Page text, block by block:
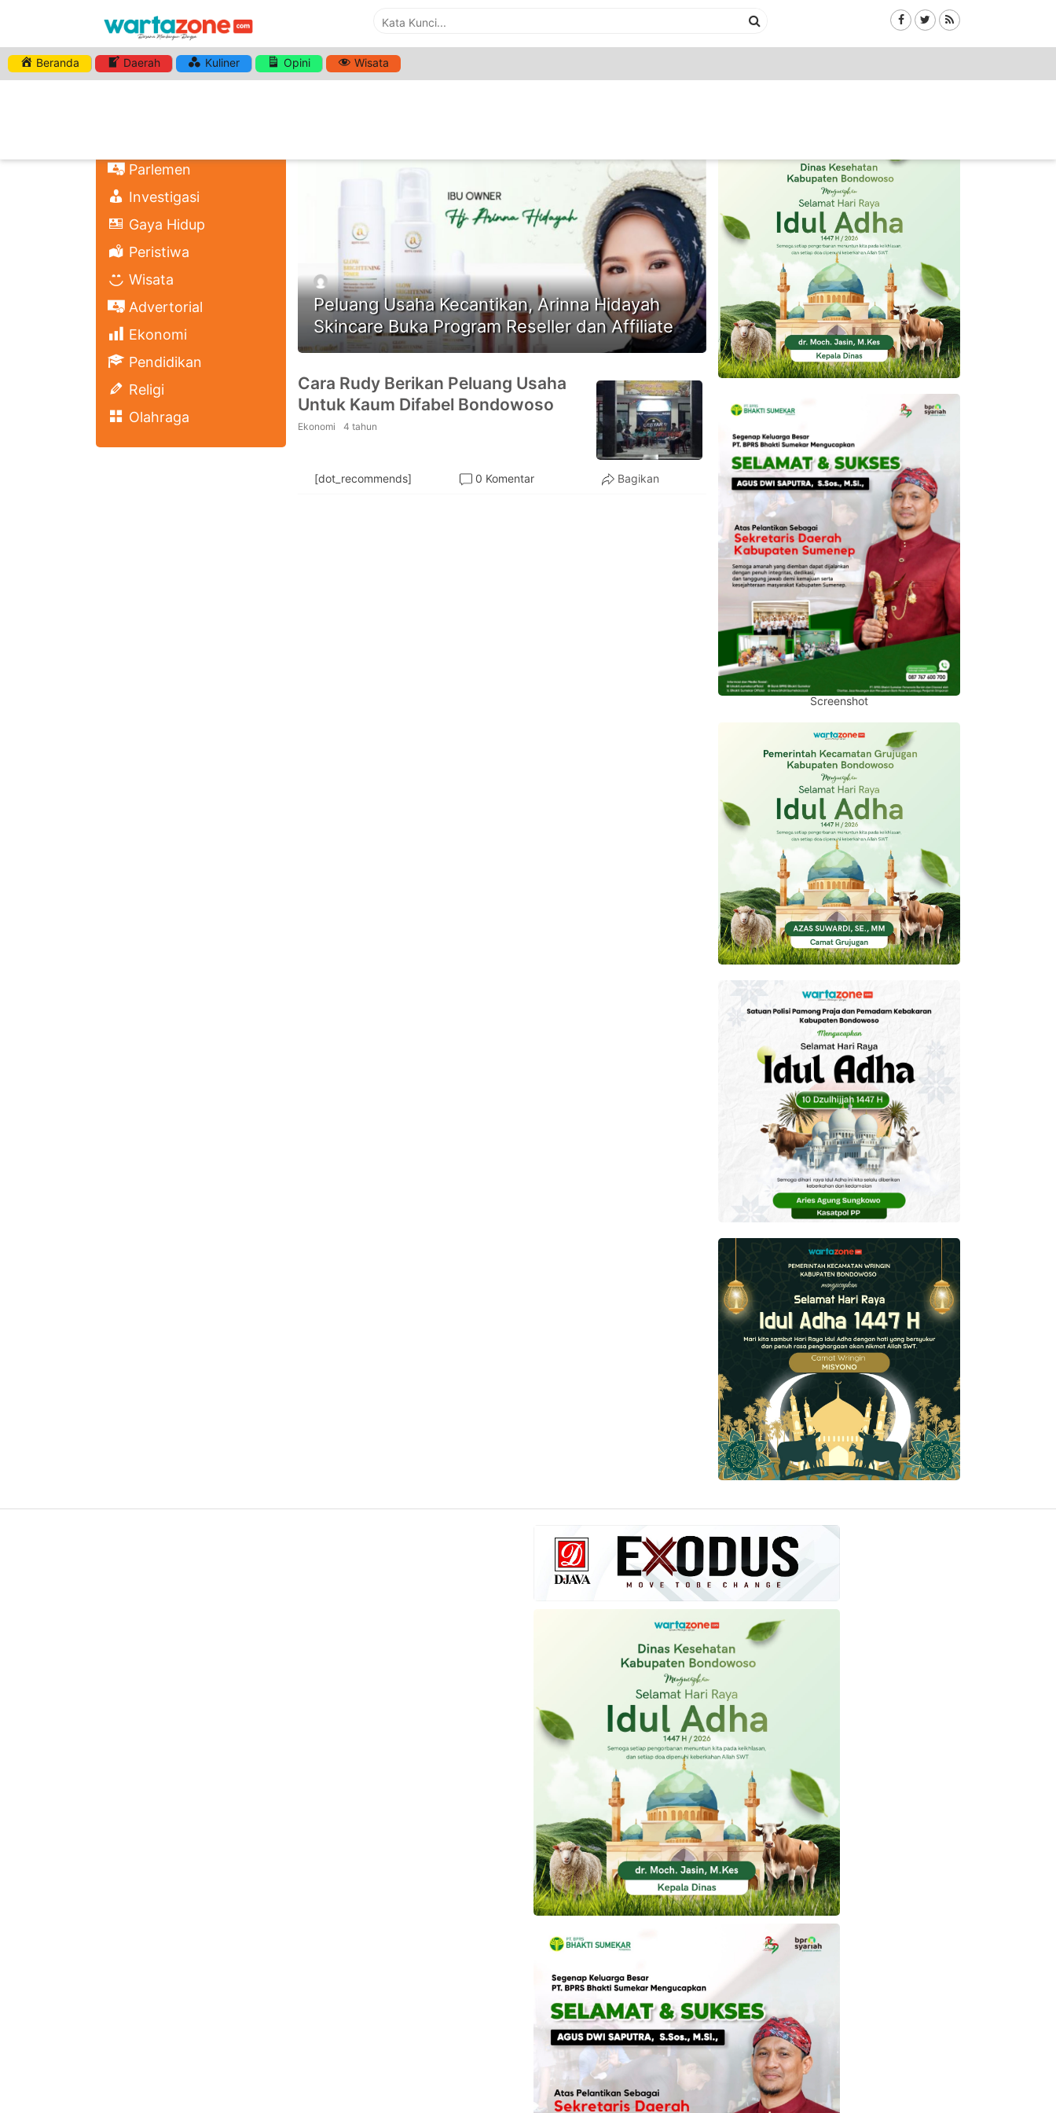
Beranda Daerah Kuliner Opini Wisata
Parlemen
Investigasi
Gaya Hidup
Peristiwa
Wisata
Advertorial
Ekonomi
Pendidikan
Religi
Olahraga
HASHTAG:PELUANG USAHA
Peluang Usaha Kecantikan, Arinna Hidayah
Skincare Buka Program Reseller dan Affiliate
Cara Rudy Berikan Peluang Usaha
Untuk Kaum Difabel Bondowoso
Ekonomi 4 tahun
[dot_recommends] 0 Komentar Bagikan
Screenshot